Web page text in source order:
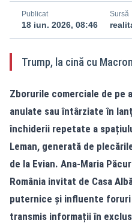
Publicat
18 iun. 2026, 08:46
Sursă
Trump, la cină cu
Zborurile comerciale de pe
anulate sau întârziate în
închiderii repetate a
Leman, generată de
de la Evian. Ana-Maria
România invitat de Casa
puternice și influente
transmis informații în